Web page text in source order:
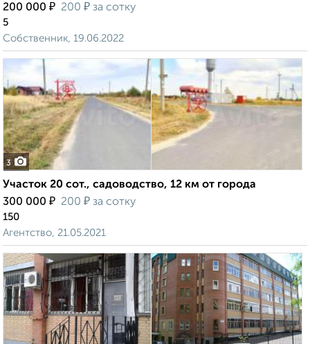
200 000 ₽ 200 ₽ за сотку
5
Собственник, 19.06.2022
3
Участок 20 сот., садоводство, 12 км от города
300 000 ₽ 200 ₽ за сотку
150
Агентство, 21.05.2021